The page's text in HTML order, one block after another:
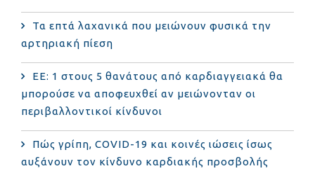
Τα επτά λαχανικά που μειώνουν φυσικά την
αρτηριακή πίεση
ΕΕ: 1 στους 5 θανάτους από καρδιαγγειακά θα
μπορούσε να αποφευχθεί αν μειώνονταν οι
περιβαλλοντικοί κίνδυνοι
Πώς γρίπη, COVID-19 και κοινές ιώσεις ίσως
αυξάνουν τον κίνδυνο καρδιακής προσβολής